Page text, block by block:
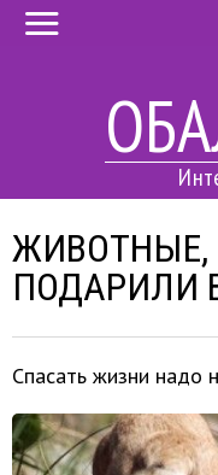
ПОДАРИЛИ
Спасать жизни надо